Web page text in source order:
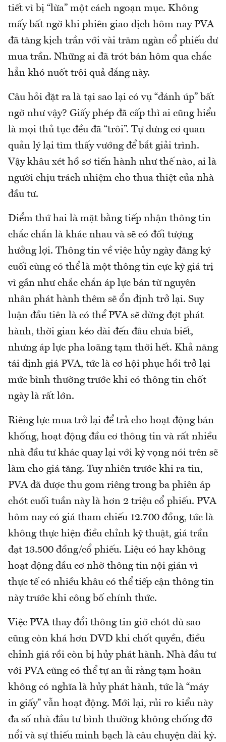
tiết vì bị “lừa” một cách ngoạn mục. Không
mấy bất ngờ khi phiên giao dịch hôm nay PVA
đã tăng kịch trần với vài trăm ngàn cổ phiếu dư
mua trần. Những ai đã trót bán hôm qua chắc
hẳn khó nuốt trôi quả đắng này.
Câu hỏi đặt ra là tại sao lại có vụ “đánh úp” bất
ngờ như vậy? Giấy phép đã cấp thì ai cũng hiểu
là mọi thủ tục đều đã “trôi”. Tự dưng cơ quan
quản lý lại tìm thấy vướng để bắt giải trình.
Vậy khâu xét hồ sơ tiến hành như thế nào, ai là
người chịu trách nhiệm cho thua thiệt của nhà
đầu tư.
Điểm thứ hai là mặt bằng tiếp nhận thông tin
chắc chắn là khác nhau và sẽ có đối tượng
hưởng lợi. Thông tin về việc hủy ngày đăng ký
cuối cùng có thể là một thông tin cực kỳ giá trị
vì gần như chắc chắn áp lực bán từ nguyên
nhân phát hành thêm sẽ ổn định trở lại. Suy
luận đầu tiên là có thể PVA sẽ dừng đợt phát
hành, thời gian kéo dài đến đâu chưa biết,
nhưng áp lực pha loãng tạm thời hết. Khả năng
tái định giá PVA, tức là cơ hội phục hồi trở lại
mức bình thường trước khi có thông tin chốt
ngày là rất lớn.
Riêng lực mua trở lại để trả cho hoạt động bán
khống, hoạt động đầu cơ thông tin và rất nhiều
nhà đầu tư khác quay lại với kỳ vọng nói trên sẽ
làm cho giá tăng. Tuy nhiên trước khi ra tin,
PVA đã được thu gom riêng trong ba phiên áp
chót cuối tuần này là hơn 2 triệu cổ phiếu. PVA
hôm nay có giá tham chiếu 12.700 đồng, tức là
không thực hiện điều chỉnh kỹ thuật, giá trần
đạt 13.500 đồng/cổ phiếu. Liệu có hay không
hoạt động đầu cơ nhờ thông tin nội gián vì
thực tế có nhiều khâu có thể tiếp cận thông tin
này trước khi công bố chính thức.
Việc PVA thay đổi thông tin giờ chót dù sao
cũng còn khá hơn DVD khi chốt quyền, điều
chỉnh giá rồi còn bị hủy phát hành. Nhà đầu tư
với PVA cũng có thể tự an ủi rằng tạm hoãn
không có nghĩa là hủy phát hành, tức là “máy
in giấy” vẫn hoạt động. Mới lại, rủi ro kiểu này
đa số nhà đầu tư bình thường không chống đỡ
nổi và sự thiếu minh bạch là câu chuyện dài kỳ.